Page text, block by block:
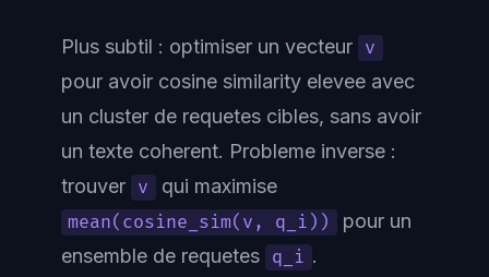
Plus subtil : optimiser un vecteur v
pour avoir cosine similarity elevee avec
un cluster de requetes cibles, sans avoir
un texte coherent. Probleme inverse :
trouver v qui maximise
mean(cosine_sim(v, q_i))
pour un
ensemble de requetes q_i .